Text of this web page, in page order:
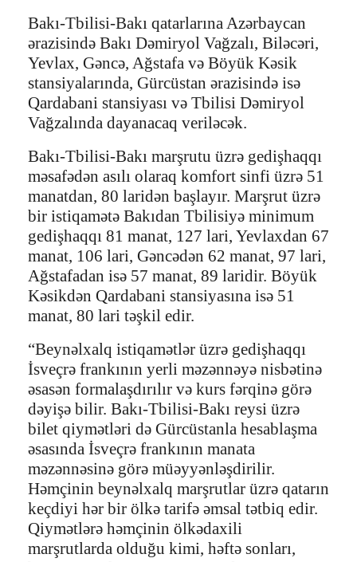
Bakı-Tbilisi-Bakı qatarlarına Azərbaycan
ərazisində Bakı Dəmiryol Vağzalı, Biləcəri,
Yevlax, Gəncə, Ağstafa və Böyük Kəsik
stansiyalarında, Gürcüstan ərazisində isə
Qardabani stansiyası və Tbilisi Dəmiryol
Vağzalında dayanacaq veriləcək.
Bakı-Tbilisi-Bakı marşrutu üzrə gedişhaqqı
məsafədən asılı olaraq komfort sinfi üzrə 51
manatdan, 80 laridən başlayır. Marşrut üzrə
bir istiqamətə Bakıdan Tbilisiyə minimum
gedişhaqqı 81 manat, 127 lari, Yevlaxdan 67
manat, 106 lari, Gəncədən 62 manat, 97 lari,
Ağstafadan isə 57 manat, 89 laridir. Böyük
Kəsikdən Qardabani stansiyasına isə 51
manat, 80 lari təşkil edir.
“Beynəlxalq istiqamətlər üzrə gedişhaqqı
İsveçrə frankının yerli məzənnəyə nisbətinə
əsasən formalaşdırılır və kurs fərqinə görə
dəyişə bilir. Bakı-Tbilisi-Bakı reysi üzrə
bilet qiymətləri də Gürcüstanla hesablaşma
əsasında İsveçrə frankının manata
məzənnəsinə görə müəyyənləşdirilir.
Həmçinin beynəlxalq marşrutlar üzrə qatarın
keçdiyi hər bir ölkə tarifə əmsal tətbiq edir.
Qiymətlərə həmçinin ölkədaxili
marşrutlarda olduğu kimi, həftə sonları,